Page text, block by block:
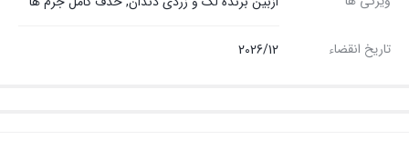
تاریخ انقضاء 2026/12